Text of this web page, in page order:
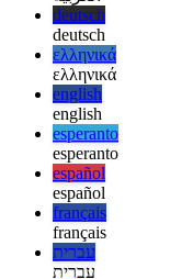
العربية
العربية
deutsch
deutsch
ελληνικά
ελληνικά
english
english
esperanto
esperanto
español
español
français